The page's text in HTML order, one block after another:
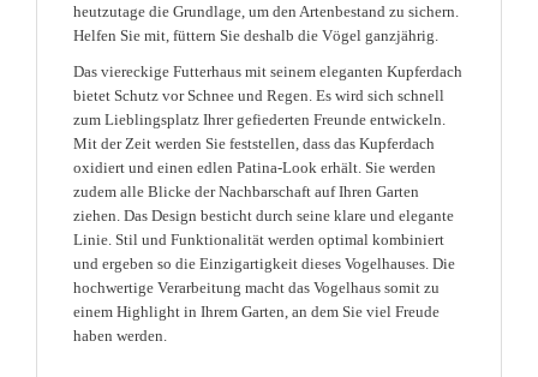
heutzutage die Grundlage, um den Artenbestand zu sichern.
Helfen Sie mit, füttern Sie deshalb die Vögel ganzjährig.
Das viereckige Futterhaus mit seinem eleganten Kupferdach
bietet Schutz vor Schnee und Regen. Es wird sich schnell
zum Lieblingsplatz Ihrer gefiederten Freunde entwickeln.
Mit der Zeit werden Sie feststellen, dass das Kupferdach
oxidiert und einen edlen Patina-Look erhält. Sie werden
zudem alle Blicke der Nachbarschaft auf Ihren Garten
ziehen. Das Design besticht durch seine klare und elegante
Linie. Stil und Funktionalität werden optimal kombiniert
und ergeben so die Einzigartigkeit dieses Vogelhauses. Die
hochwertige Verarbeitung macht das Vogelhaus somit zu
einem Highlight in Ihrem Garten, an dem Sie viel Freude
haben werden.